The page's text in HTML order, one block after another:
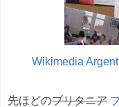
Wikimedia
先ほどのブリタニア